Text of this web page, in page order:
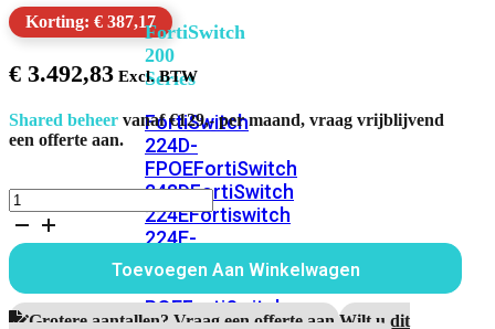
FortiSwitch
200
Series
FortiSwitch
224D-
FPOEFortiSwitch
248DFortiSwitch
224EFortiswitch
224E-
POEFortiSwitch
248E-
POEFortiSwitch
Korting: € 387,17
€ 3.492,83
Shared beheer vanaf €129,- per maand, vraag vrijblijvend
een offerte aan.
FortiWiFi-
80F-
3G4G-
DSL
5
Jaar
Toevoegen Aan Winkelwagen
Grotere aantallen? Vraag een offerte aan.Wilt u dit